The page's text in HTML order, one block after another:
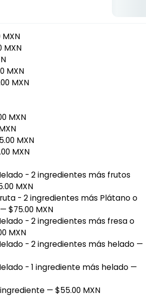
MXN
MXN
MXN
MXN
MXN
MXN
- 2 ingredientes más frutos
MXN
- 2 ingredientes más Plátano o
— $75.00 MXN
- 2 ingredientes más fresa o
MXN
- 2 ingredientes más helado —
- 1 ingrediente más helado —
— $55.00 MXN